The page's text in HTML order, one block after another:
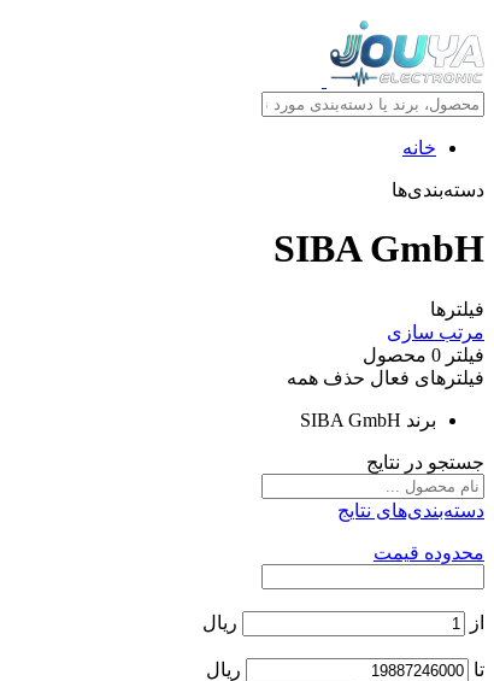
خانه
دسته‌بندی‌ها
SIBA GmbH
فیلترها
مرتب سازی
فیلتر 0 محصول
فیلترهای فعال حذف همه
برند SIBA GmbH
جستجو در نتایج
دسته‌بندی‌های نتایج
محدوده قیمت
از ریال
تا ریال